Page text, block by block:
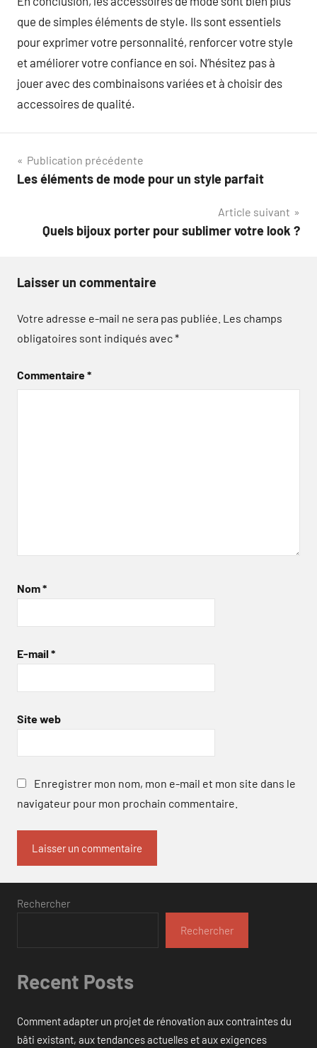
que de simples éléments de style. Ils sont essentiels
pour exprimer votre personnalité, renforcer votre style
et améliorer votre confiance en soi. N’hésitez pas à
jouer avec des combinaisons variées et à choisir des
accessoires de qualité.
Navigation
de
Publication précédente
Les éléments de mode pour un style parfait
Article suivant
Quels bijoux porter pour sublimer votre look ?
Laisser un commentaire
Votre adresse e-mail ne sera pas publiée. Les champs
obligatoires sont indiqués avec*
Commentaire*
Nom*
E-mail *
Site web
Enregistrer mon nom, mon e-mail et mon site dans le
navigateur pour mon prochain commentaire.
Rechercher
Rechercher
Recent Posts
Comment adapter un projet de rénovation aux contraintes du
bâti existant, aux tendances actuelles et aux exigences